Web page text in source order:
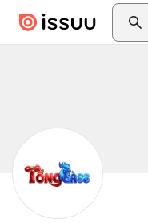
Skip to main contentSearch